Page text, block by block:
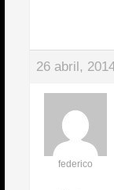
26 abril,
federico